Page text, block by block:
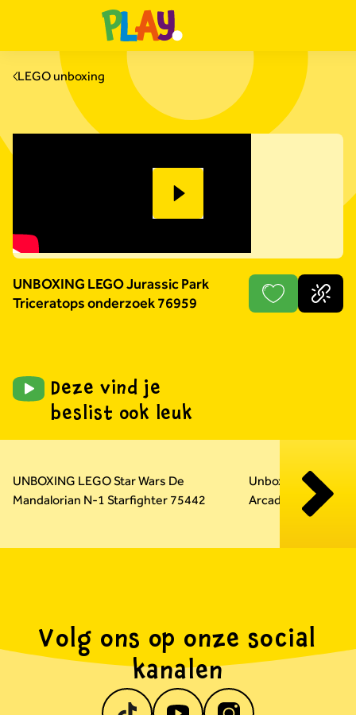
LEGO unboxing
UNBOXING LEGO Jurassic Park
Triceratops onderzoek 76959
Deze vind je
beslist ook leuk
UNBOXING LEGO Star Wars De
Mandalorian N-1 Starfighter 75442
Unboxing LEGO
Arcadekast 72051
Volg ons op onze social
kanalen